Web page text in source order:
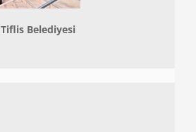
Tiflis Belediyesi